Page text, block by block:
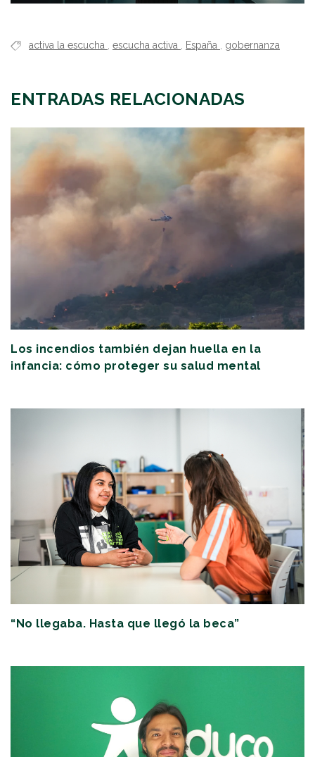
activa la escucha escucha activa España gobernanza
ENTRADAS RELACIONADAS
Los incendios también dejan huella en la
infancia: cómo proteger su salud mental
“No llegaba. Hasta que llegó la beca”